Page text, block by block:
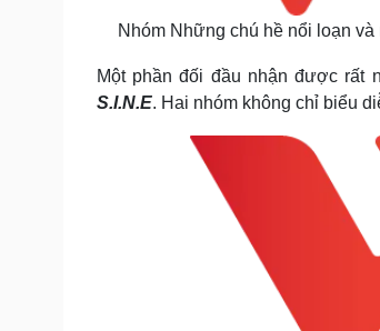
Nhóm Những chú hề nổi loạn và
Một phần đối đầu nhận được
S.I.N.E. Hai nhóm không chỉ biểu